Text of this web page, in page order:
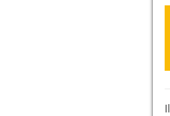
Il